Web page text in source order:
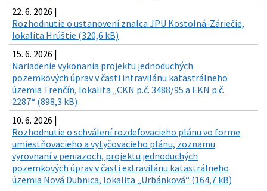
22. 6. 2026 |
Rozhodnutie o ustanovení znalca JPU Kostolná-Záriečie,
lokalita Hrúštie (320,6 kB)
15. 6. 2026 |
Nariadenie vykonania projektu jednoduchých
pozemkových úprav v časti intravilánu katastrálneho
územia Trenčín, lokalita „CKN p.č. 3488/95 a EKN p.č.
2287“ (898,3 kB)
10. 6. 2026 |
Rozhodnutie o schválení rozdeľovacieho plánu vo forme
umiestňovacieho a vytyčovacieho plánu, zoznamu
vyrovnaní v peniazoch, projektu jednoduchých
pozemkových úprav v časti extravilánu katastrálneho
územia Nová Dubnica, lokalita „Urbánková“ (164,7 kB)